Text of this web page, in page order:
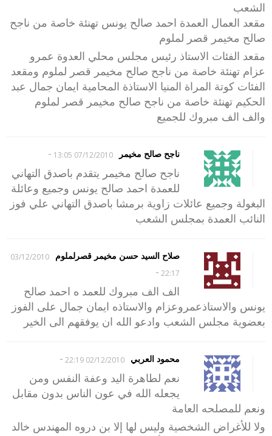
الشعب
مقعد العمال العمدة احمد صالح يونس تهنئة خاصة من ناجح
صالح مخيمر قصر لملوم
مقعد الفئات الاستاذ رئيس مجلس محلي العدوة عمرو
عزام تهنئة خاصة من ناجح صالح مخيمر قصر لملوم ومقعد
الفئات كوتة المراة المنيا الاستاذة المحامية ايمان جمال عبد
الحكيم تهنئة خاصة من ناجح صالح مخيمر قصر لملوم
والف الف مبروك للجميع
ناجح صالح مخيمر 07/12/2010 13:05
-
ناجح صالح مخيمر يتقدم باصدق التهاني
للعمدة احمد صالح يونس وجميع وعائلة
البغولة وجميع عائلات زاوية برمشا باصدق التهاني علي فوز
النائب العمدة بمجلس الشعب
صلاح السيد حسن مخيمر قصرلملوم
03/12/2010
22:17
-
الف الف مبروك للعمد ه احمد صالح
يونس والاستاذعمروعزام والاستاذه ايمان جمال على الفوز
بعضوية مجلس الشعب وادعو الله ان يوفقهم الى الخير
محمود العربي 02/12/2010 22:19
-
نعم لطاهرة اليد وعفة النفس ومن
يجعله الله في عون الناس بدون مقابل
ونعم للمصلحه العامة
ولا للأغراض الشخصية وليس لها إلا بن دروه المهندس خالد